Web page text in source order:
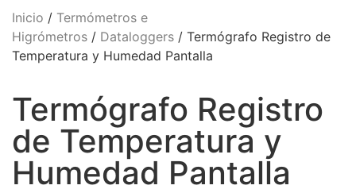
Inicio / Termómetros e
Higrómetros / Dataloggers / Termógrafo Registro de
Temperatura y Humedad Pantalla
Termógrafo Registro
de Temperatura y
Humedad Pantalla